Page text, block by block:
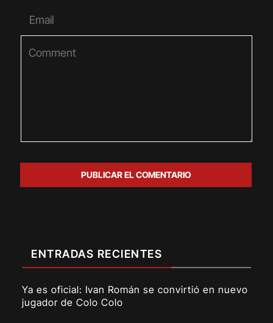
ENTRADAS RECIENTES
Ya es oficial: Ivan Román se convirtió en nuevo
jugador de Colo Colo